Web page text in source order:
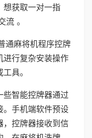
想获取一对一指
。
通麻将机程序控牌
进行复杂安装操作
具。
些智能控牌器通过
。手机端软件预设
，控牌器接收到信